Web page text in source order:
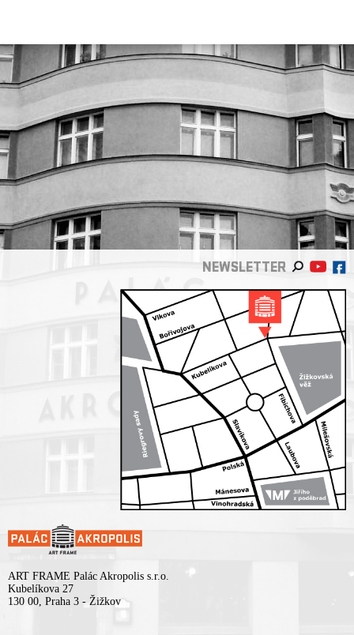
NEWSLETTER
ART FRAME Palác Akropolis s.r.o.
Kubelíkova 27
130 00, Praha 3 - Žižkov